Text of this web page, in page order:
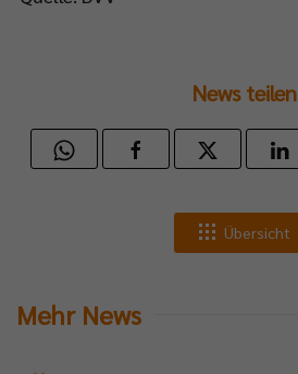
News teilen
Übersicht
Mehr News